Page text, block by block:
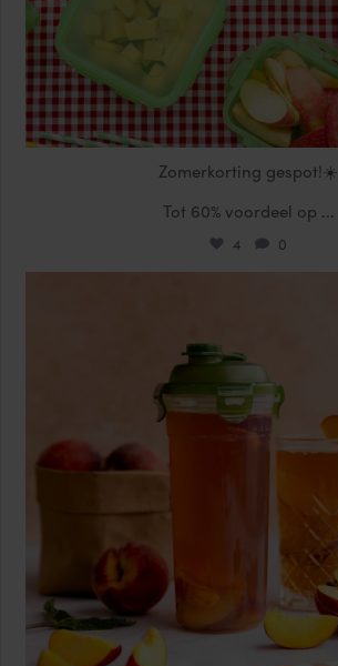
Zomerkorting gespot!☀️
Tot 60% voordeel op ...
4 0